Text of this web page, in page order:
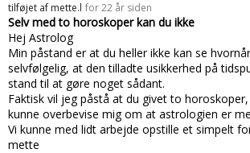
tilføjet af mette.l for 22 år siden
Selv med to horoskoper kan du ikke
Hej Astrolog
Min påstand er at du heller ikke kan se
selvfølgelig, at den tilladte usikkerhed på
stand til at gøre noget sådant.
Faktisk vil jeg påstå at du givet to
kunne overbevise mig om at astrologien er
Vi kunne med lidt arbejde opstille et simpelt
mette